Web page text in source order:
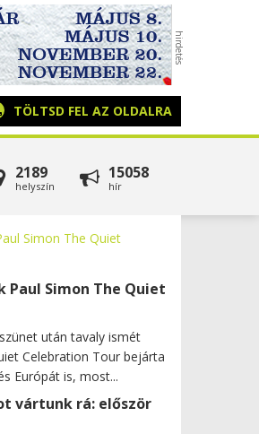
TÖLTSD FEL AZ OLDALRA
2189
helyszín
15058
hír
Paul Simon The Quiet
után tavaly ismét
Celebration Tour bejárta
Európát is, most...
vártunk rá: először